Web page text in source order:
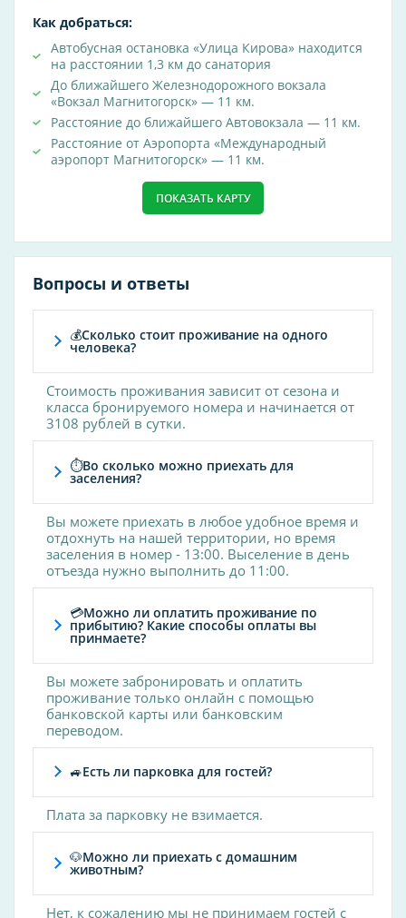
болезни сердечно-сосудистой системы
болезни системы кровообращения
болезни эндокринной системы
геронтология
общетерапевтический
профессиональные болезни
галечный
Прокат
машин
Спортивные мероприятия
футбол
Тип лагеря
санаторий
игровой
На пляже есть
душ
Детские услуги
детское меню
Спорт и здоровье
Бильярд
Семейные услуги и дети
Детская дискотека
Отдых и развлечения
Дискотека
Как добраться:
Автобусная остановка «Улица Кирова» находится
на расстоянии 1,3 км до санатория
До ближайшего Железнодорожного вокзала
«Вокзал Магнитогорск» — 11 км.
Расстояние до ближайшего Автовокзала — 11 км.
Расстояние от Аэропорта «Международный
аэропорт Магнитогорск» — 11 км.
ПОКАЗАТЬ КАРТУ
Вопросы и ответы
💰Сколько стоит проживание на одного
человека?
Стоимость проживания зависит от сезона и
класса бронируемого номера и начинается от
3108 рублей в сутки.
⏱Во сколько можно приехать для
заселения?
Вы можете приехать в любое удобное время и
отдохнуть на нашей территории, но время
заселения в номер - 13:00. Выселение в день
отъезда нужно выполнить до 11:00.
💳Можно ли оплатить проживание по
прибытию? Какие способы оплаты вы
принмаете?
Вы можете забронировать и оплатить
проживание только онлайн с помощью
банковской карты или банковским
переводом.
🚙Есть ли парковка для гостей?
Плата за парковку не взимается.
🐶Можно ли приехать с домашним
животным?
Нет, к сожалению мы не принимаем гостей с